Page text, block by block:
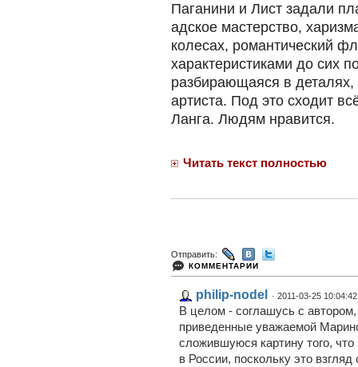
Паганини и Лист задали
адское мастерство,
колесах, романтический
характеристиками до сих
разбирающаяся в
артиста. Под это сходит
Ланга. Людям нравится.
Читать текст полностью
Отправить:
КОММЕНТАРИИ
philip-nodel · 2011-03-25 10:04:42
В целом - соглашусь с
приведенные уважаемой
сложившуюся картину того,
в России, поскольку это